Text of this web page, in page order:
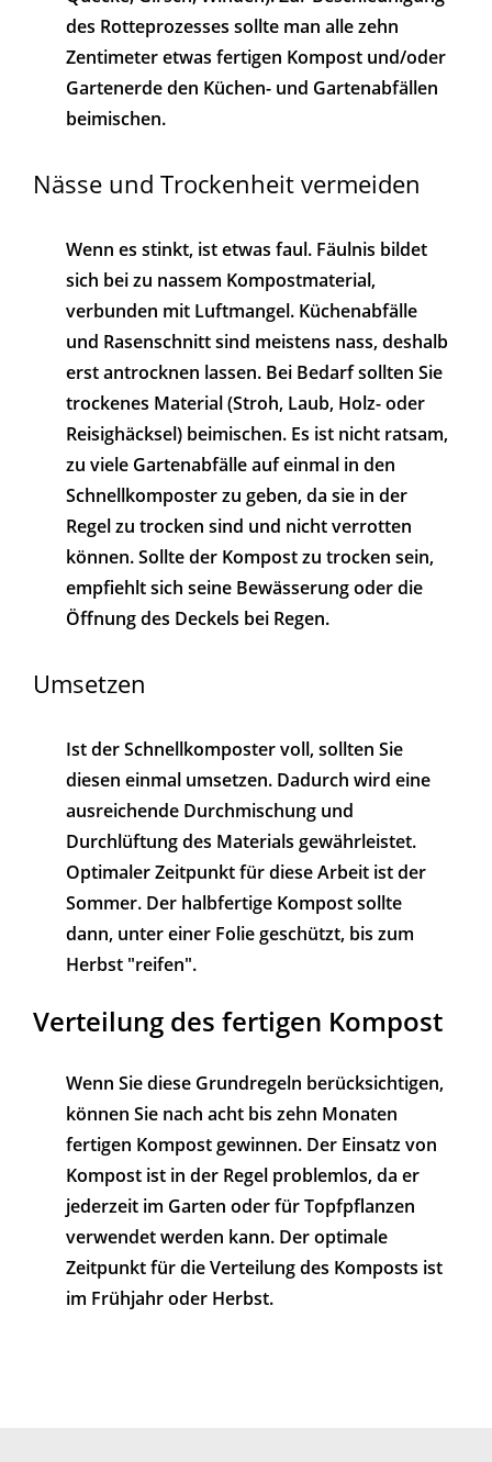
des Rotteprozesses sollte man alle zehn
Zentimeter etwas fertigen Kompost und/oder
Gartenerde den Küchen- und Gartenabfällen
beimischen.
Nässe und Trockenheit vermeiden
Wenn es stinkt, ist etwas faul. Fäulnis bildet
sich bei zu nassem Kompostmaterial,
verbunden mit Luftmangel. Küchenabfälle
und Rasenschnitt sind meistens nass, deshalb
erst antrocknen lassen. Bei Bedarf sollten Sie
trockenes Material (Stroh, Laub, Holz- oder
Reisighäcksel) beimischen. Es ist nicht ratsam,
zu viele Gartenabfälle auf einmal in den
Schnellkomposter zu geben, da sie in der
Regel zu trocken sind und nicht verrotten
können. Sollte der Kompost zu trocken sein,
empfiehlt sich seine Bewässerung oder die
Öffnung des Deckels bei Regen.
Umsetzen
Ist der Schnellkomposter voll, sollten Sie
diesen einmal umsetzen. Dadurch wird eine
ausreichende Durchmischung und
Durchlüftung des Materials gewährleistet.
Optimaler Zeitpunkt für diese Arbeit ist der
Sommer. Der halbfertige Kompost sollte
dann, unter einer Folie geschützt, bis zum
Herbst "reifen".
Verteilung des fertigen Kompost
Wenn Sie diese Grundregeln berücksichtigen,
können Sie nach acht bis zehn Monaten
fertigen Kompost gewinnen. Der Einsatz von
Kompost ist in der Regel problemlos, da er
jederzeit im Garten oder für Topfpflanzen
verwendet werden kann. Der optimale
Zeitpunkt für die Verteilung des Komposts ist
im Frühjahr oder Herbst.